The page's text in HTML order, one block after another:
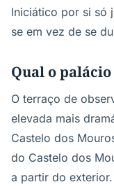
Iniciático por si só
se em vez de se
Qual o
O terraço de
elevada mais
Castelo dos
do Castelo dos
a partir do